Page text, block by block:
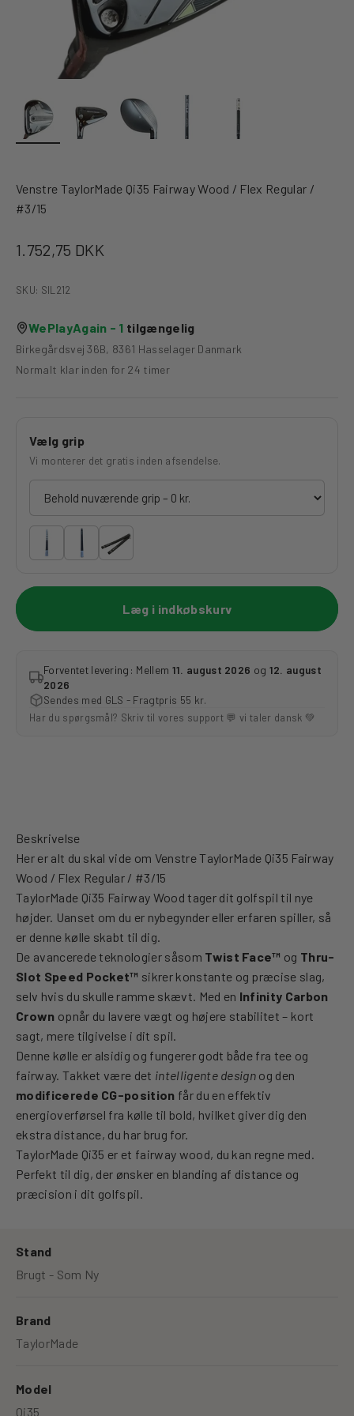
Venstre TaylorMade Qi35 Fairway Wood / Flex Regular /
#3/15
Salgspris
1.752,75 DKK
SKU: SIL212
WePlayAgain - 1 tilgængelig
Birkegårdsvej 36B, 8361 Hasselager Danmark
Normalt klar inden for 24 timer
Vælg grip
Vi monterer det gratis inden afsendelse.
Læg i indkøbskurv
Forventet levering: Mellem 11. august 2026 og 12. august
2026
Sendes med GLS - Fragtpris 55 kr.
Har du spørgsmål? Skriv til vores support 💬 vi taler dansk 💚
Beskrivelse
Her er alt du skal vide om Venstre TaylorMade Qi35 Fairway
Wood / Flex Regular / #3/15
TaylorMade Qi35 Fairway Wood tager dit golfspil til nye
højder. Uanset om du er nybegynder eller erfaren spiller, så
er denne kølle skabt til dig.
De avancerede teknologier såsom Twist Face™ og Thru-
Slot Speed Pocket™ sikrer konstante og præcise slag,
selv hvis du skulle ramme skævt. Med en Infinity Carbon
Crown opnår du lavere vægt og højere stabilitet – kort
sagt, mere tilgivelse i dit spil.
Denne kølle er alsidig og fungerer godt både fra tee og
fairway. Takket være det intelligente design og den
modificerede CG-position får du en effektiv
energioverførsel fra kølle til bold, hvilket giver dig den
ekstra distance, du har brug for.
TaylorMade Qi35 er et fairway wood, du kan regne med.
Perfekt til dig, der ønsker en blanding af distance og
præcision i dit golfspil.
Stand
Brugt - Som Ny
Brand
TaylorMade
Model
Qi35